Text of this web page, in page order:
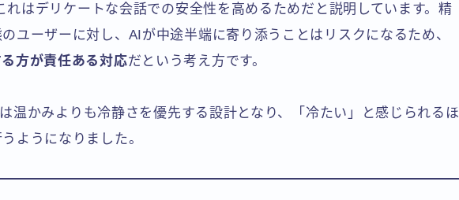
れはデリケートな会話での安全性を高めるためだと説明しています。精
ユーザーに対し、AIが中途半端に寄り添うことはリスクになるため、
方が責任ある対応だという考え方です。
温かみよりも冷静さを優先する設計となり、「冷たい」と感じられるほ
ようになりました。